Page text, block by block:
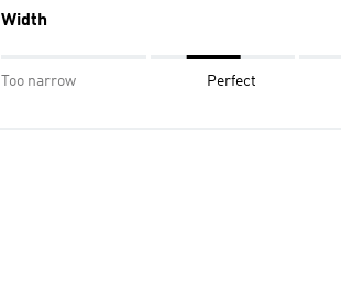
Width
Too narrow Perfect